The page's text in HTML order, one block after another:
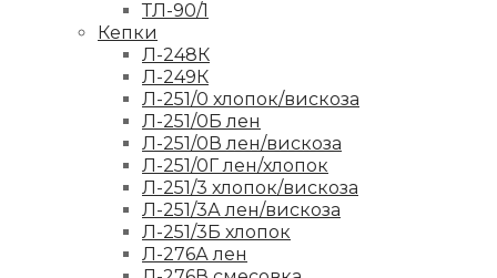
ТЛ-90/1
Кепки
Л-248К
Л-249К
Л-251/0 хлопок/вискоза
Л-251/0Б лен
Л-251/0В лен/вискоза
Л-251/0Г лен/хлопок
Л-251/3 хлопок/вискоза
Л-251/3А лен/вискоза
Л-251/3Б хлопок
Л-276А лен